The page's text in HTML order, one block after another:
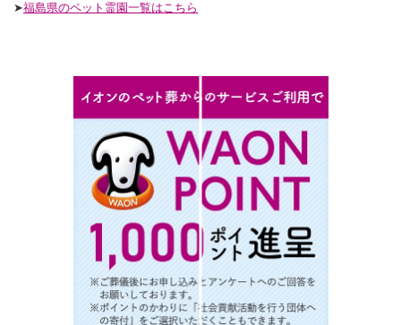
➤福島県のペット霊園一覧はこちら